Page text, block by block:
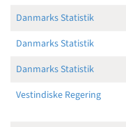
Danmarks Statistik
Danmarks Statistik
Danmarks Statistik
Vestindiske Regering